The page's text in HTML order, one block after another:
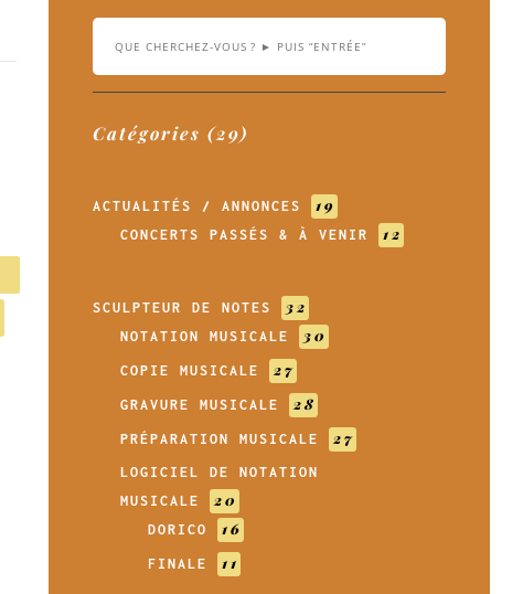
Catégories (29)
ACTUALITÉS / ANNONCES 19
CONCERTS PASSÉS & À VENIR 12
SCULPTEUR DE NOTES 32
NOTATION MUSICALE 30
COPIE MUSICALE 27
GRAVURE MUSICALE 28
PRÉPARATION MUSICALE 27
LOGICIEL DE NOTATION
MUSICALE
20
DORICO 16
FINALE 11